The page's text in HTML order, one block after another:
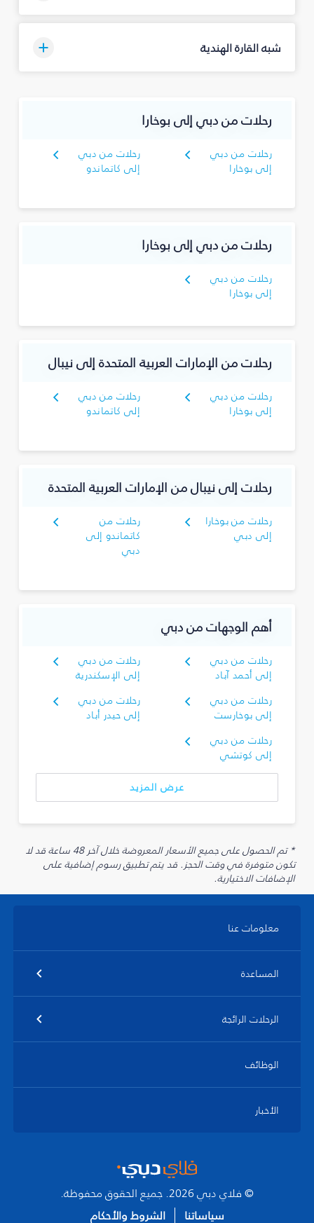
شبه القارة الهندية
رحلات من دبي إلى بوخارا
رحلات من دبي
إلى بوخارا
رحلات من دبي
إلى كاتماندو
رحلات من دبي إلى بوخارا
رحلات من دبي
إلى بوخارا
رحلات من الإمارات العربية المتحدة إلى نيبال
رحلات من دبي
إلى بوخارا
رحلات من دبي
إلى كاتماندو
رحلات إلى نيبال من الإمارات العربية المتحدة
رحلات من بوخارا
إلى دبي
رحلات من
كاتماندو إلى
دبي
أهم الوجهات من دبي
رحلات من دبي
إلى أحمد آباد
رحلات من دبي
إلى الإسكندرية
رحلات من دبي
إلى بوخارست
رحلات من دبي
إلى حيدر أباد
رحلات من دبي
إلى كوتشي
عرض المزيد
* تم الحصول على جميع الأسعار المعروضة خلال آخر 48 ساعة قد لا
تكون متوفرة في وقت الحجز. قد يتم تطبيق رسوم إضافية على
الإضافات الاختيارية.
معلومات عنا
المساعدة
الرحلات الرائجة
الوظائف
الأخبار
© فلاي دبي 2026. جميع الحقوق محفوظة.
سياساتنا
الشروط والأحكام